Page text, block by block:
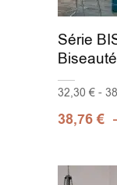
Série
Biseauté
32,30 € -
38,76€